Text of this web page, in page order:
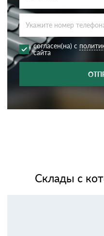
согласен(на) с
сайта
Склады с